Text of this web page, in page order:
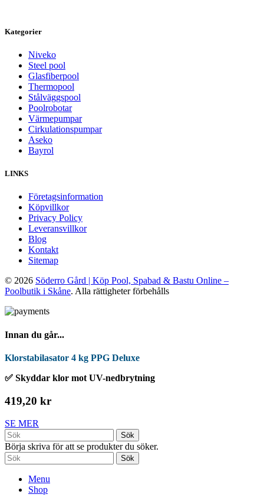
Kategorier
Niveko
Steel pool
Glasfiberpool
Thermopool
Stålväggspool
Poolrobotar
Värmepumpar
Cirkulationspumpar
Aseko
Bayrol
LINKS
Företagsinformation
Köpvillkor
Privacy Policy
Leveransvillkor
Blog
Kontakt
Sitemap
© 2026 Söderro Gård | Köp Pool, Spabad & Bastu Online –
Poolbutik i Skåne. Alla rättigheter förbehålls
Innan du går...
Klorstabilasator 4 kg PPG Deluxe
✅ Skyddar klor mot UV-nedbrytning
419,20 kr
SE MER
Sök
Börja skriva för att se produkter du söker.
Sök
Menu
Shop